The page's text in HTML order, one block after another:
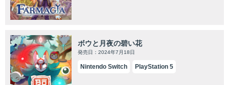
ボウと月夜の碧い花
発売日：2024年7月18日
Nintendo Switch PlayStation 5